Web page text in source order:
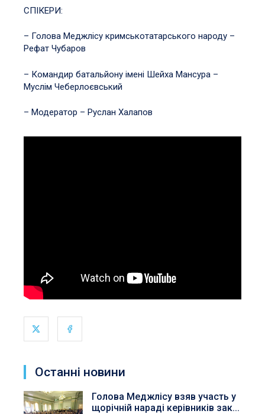
СПІКЕРИ:
– Голова Меджлісу кримськотатарського народу –
Рефат Чубаров
– Командир батальйону імені Шейха Мансура –
Муслім Чеберлоєвський
– Модератор – Руслан Халапов
Останні новини
Голова Меджлісу взяв участь у
щорічній нараді керівників зак...